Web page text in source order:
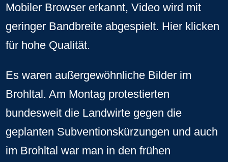
Mobiler Browser erkannt, Video wird mit
geringer Bandbreite abgespielt. Hier klicken
für hohe Qualität.
Es waren außergewöhnliche Bilder im
Brohltal. Am Montag protestierten
bundesweit die Landwirte gegen die
geplanten Subventionskürzungen und auch
im Brohltal war man in den frühen